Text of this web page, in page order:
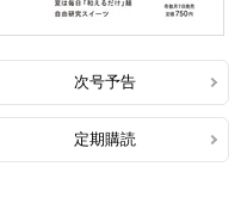
次号予告
定期購読